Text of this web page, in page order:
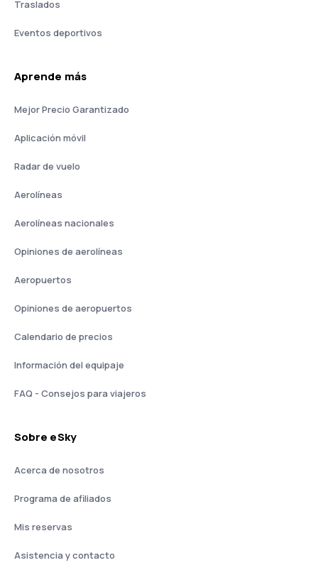
Traslados
Eventos deportivos
Aprende más
Mejor Precio Garantizado
Aplicación móvil
Radar de vuelo
Aerolíneas
Aerolíneas nacionales
Opiniones de aerolíneas
Aeropuertos
Opiniones de aeropuertos
Calendario de precios
Información del equipaje
FAQ - Consejos para viajeros
Sobre eSky
Acerca de nosotros
Programa de afiliados
Mis reservas
Asistencia y contacto